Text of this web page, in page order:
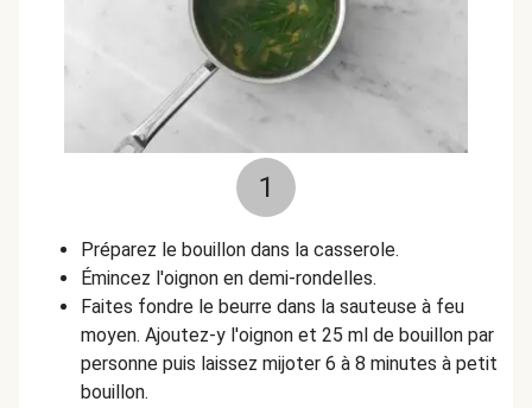
1
Préparez le bouillon dans la casserole.
Émincez l'oignon en demi-rondelles.
Faites fondre le beurre dans la sauteuse à feu
moyen. Ajoutez-y l'oignon et 25 ml de bouillon par
personne puis laissez mijoter 6 à 8 minutes à petit
bouillon.